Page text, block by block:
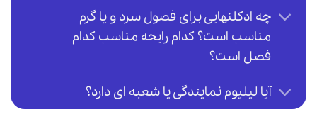
چه ادکلنهایی برای فصول سرد و یا گرم
مناسب است؟ کدام رایحه مناسب کدام
فصل است؟
آیا لیلیوم نمایندگی یا شعبه ای دارد؟